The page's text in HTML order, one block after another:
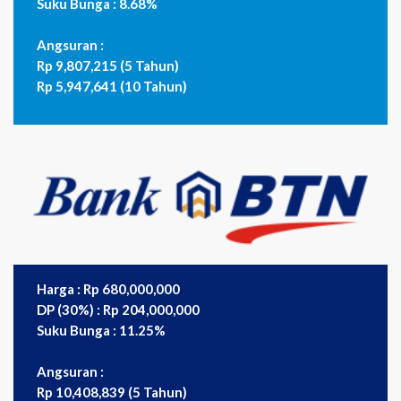
Suku Bunga : 8.68%
Angsuran :
Rp 9,807,215 (5 Tahun)
Rp 5,947,641 (10 Tahun)
Harga : Rp 680,000,000
DP (30%) : Rp 204,000,000
Suku Bunga : 11.25%
Angsuran :
Rp 10,408,839 (5 Tahun)